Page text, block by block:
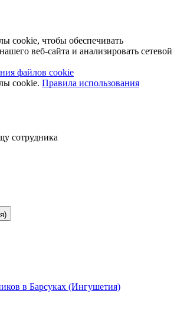
cookie, чтобы обеспечивать
веб-сайта и анализировать сетевой
файлов cookie
cookie. Правила использования
сотрудника
в Барсуках (Ингушетия)